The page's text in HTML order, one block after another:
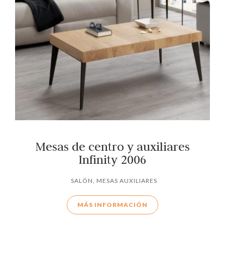
Mesas de centro y auxiliares
Infinity 2006
SALÓN MESAS AUXILIARES
MÁS INFORMACIÓN